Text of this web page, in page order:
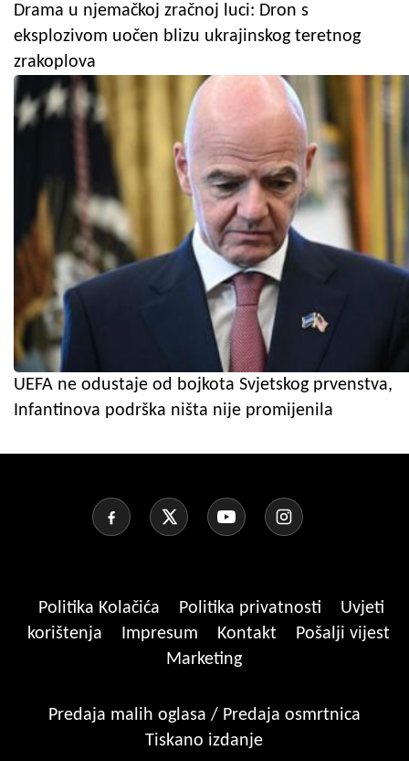
Drama u njemačkoj zračnoj luci: Dron s
eksplozivom uočen blizu ukrajinskog teretnog
zrakoplova
UEFA ne odustaje od bojkota Svjetskog prvenstva,
Infantinova podrška ništa nije promijenila
Politika Kolačića Politika privatnosti
Uvjeti
korištenja
Impresum Kontakt
Pošalji vijest
Marketing
Predaja malih oglasa / Predaja osmrtnica
Tiskano izdanje